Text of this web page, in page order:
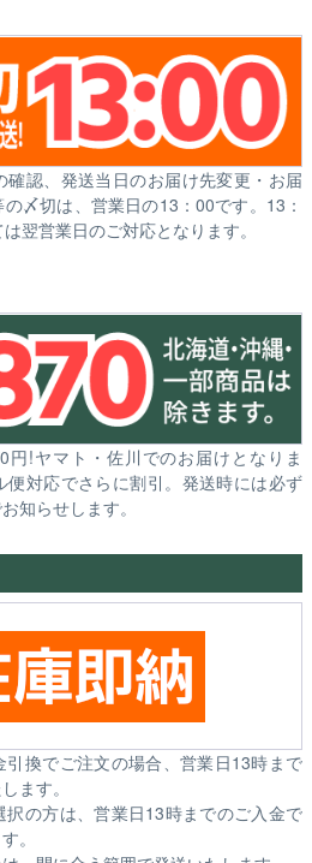
認、発送当日のお届け先変更・お届
〆切は、営業日の13：00です。13：
翌営業日のご対応となります。
円!ヤマト・佐川でのお届けとなりま
対応でさらに割引。発送時には必ず
知らせします。
換でご注文の場合、営業日13時まで
ます。
の方は、営業日13時までのご入金で
。